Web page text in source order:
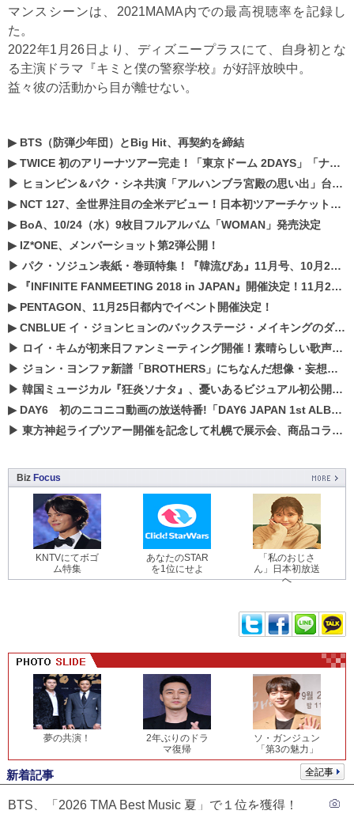
マンスシーンは、2021MAMA内での最高視聴率を記録し
た。
2022年1月26日より、ディズニープラスにて、自身初とな
る主演ドラマ『キミと僕の警察学校』が好評放映中。
益々彼の活動から目が離せない。
▶ BTS（防弾少年団）とBig Hit、再契約を締結
▶TWICE 初のアリーナツアー完走！「東京ドーム 2DAYS」「ナゴヤドーム1DAY」「京セラドーム1DAY」2019年ドームツアー開催決定！！
▶ ヒョンビン＆パク・シネ共演「アルハンブラ宮殿の思い出」台本読み現場を公開
▶ NCT 127、全世界注目の全米デビュー！日本初ツアーチケットが早くもプレミア化！？
▶ BoA、10/24（水）9枚目フルアルバム「WOMAN」発売決定
▶ IZ*ONE、メンバーショット第2弾公開！
▶ パク・ソジュン表紙・巻頭特集！『韓流ぴあ』11月号、10月22日（月）発売！
▶
『INFINITE FANMEETING 2018 in JAPAN』開催決定！11月21、22日にパシフィコ横浜にて実施
▶ PENTAGON、11月25日都内でイベント開催決定！
▶CNBLUE イ・ジョンヒョンのバックステージ・メイキングのダイジェスト映像が公開！
▶ ロイ・キムが初来日ファンミーティング開催！素晴らしい歌声に癒される贅沢な時間
▶ ジョン・ヨンファ新譜「BROTHERS」にちなんだ想像・妄想企画がスタート！
▶ 韓国ミュージカル『狂炎ソナタ』、憂いある​ビジュアル初公開!! 主役リョウク、SHIN、KENらのコメントが到着！
▶ DAY6 初のニコニコ動画の放送特番!「DAY6 JAPAN 1st ALBUM「UNLOCK」発売記念 ライブ@ニコ生」を配信決定!
▶ 東方神起ライブツアー開催を記念して札幌で展示会、商品コラボが実現！！
Biz Focus
KNTVにてボゴ
ム特集
あなたのSTAR
を1位にせよ
「私のおじさ
ん」日本初放送
へ
夢の共演！
2年ぶりのドラ
マ復帰
ソ・ガンジュン
「第3の魅力」
全記事
新着記事
BTS、「2026 TMA Best Music 夏」で１位を獲得！